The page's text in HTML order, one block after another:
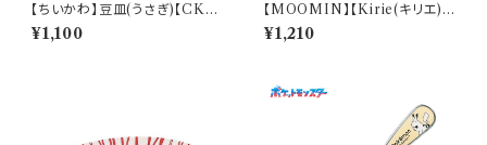
【ちいかわ】豆皿(うさぎ)【CKW
20】CKW23-333
¥1,100
【MOOMIN】【Kirie(キリエ)】
すくいやすいスプーンＳ（リトルミ
イ）【MM9000】MM9002-8
¥1,210